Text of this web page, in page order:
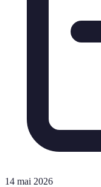
14 mai 2026